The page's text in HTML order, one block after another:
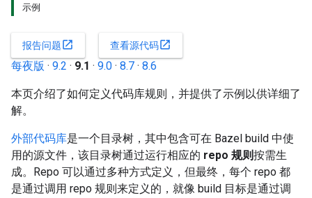
示例
报告问题open_in_new 查看源代码open_in_new
每夜版 · 9.2 · 9.1 · 9.0 · 8.7 · 8.6
本页介绍了如何定义代码库规则，并提供了示例以供详细了
解。
外部代码库是一个目录树，其中包含可在 Bazel build 中使
用的源文件，该目录树通过运行相应的 repo 规则按需生
成。Repo 可以通过多种方式定义，但最终，每个 repo 都
是通过调用 repo 规则来定义的，就像 build 目标是通过调